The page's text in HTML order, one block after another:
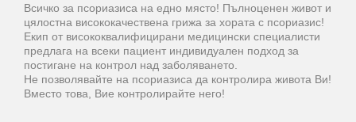
Всичко за псориазиса на едно място! Пълноценен живот и
цялостна висококачествена грижа за хората с псориазис!
Екип от висококвалифицирани медицински специалисти
предлага на всеки пациент индивидуален подход за
постигане на контрол над заболяването.
Не позволявайте на псориазиса да контролира живота Ви!
Вместо това, Вие контролирайте него!